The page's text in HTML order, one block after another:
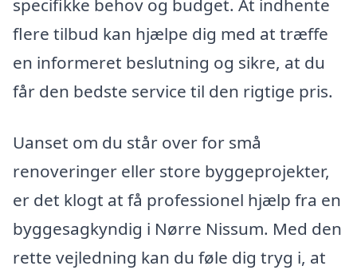
specifikke behov og budget. At indhente
flere tilbud kan hjælpe dig med at træffe
en informeret beslutning og sikre, at du
får den bedste service til den rigtige pris.
Uanset om du står over for små
renoveringer eller store byggeprojekter,
er det klogt at få professionel hjælp fra en
byggesagkyndig i Nørre Nissum. Med den
rette vejledning kan du føle dig tryg i, at